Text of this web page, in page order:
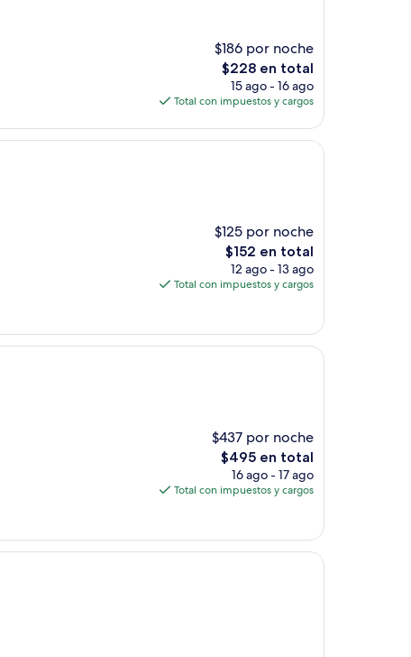
$186 por noche
El
precio
actual
de
$228 en total
15 ago - 16 ago
Total con impuestos y cargos
$125 por noche
El
precio
actual
$152
$152 en total
12 ago - 13 ago
Total con impuestos y cargos
$437 por noche
El
precio
actual
$495
$495 en total
16 ago - 17 ago
Total con impuestos y cargos